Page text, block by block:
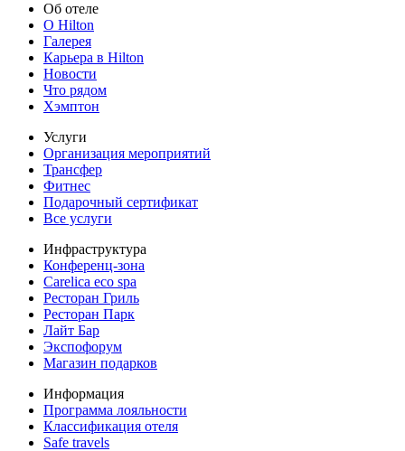
Об отеле
О Hilton
Галерея
Карьера в Hilton
Новости
Что рядом
Хэмптон
Услуги
Организация мероприятий
Трансфер
Фитнес
Подарочный сертификат
Все услуги
Инфраструктура
Конференц-зона
Carelica eco spa
Ресторан Гриль
Ресторан Парк
Лайт Бар
Экспофорум
Магазин подарков
Информация
Программа лояльности
Классификация отеля
Safe travels